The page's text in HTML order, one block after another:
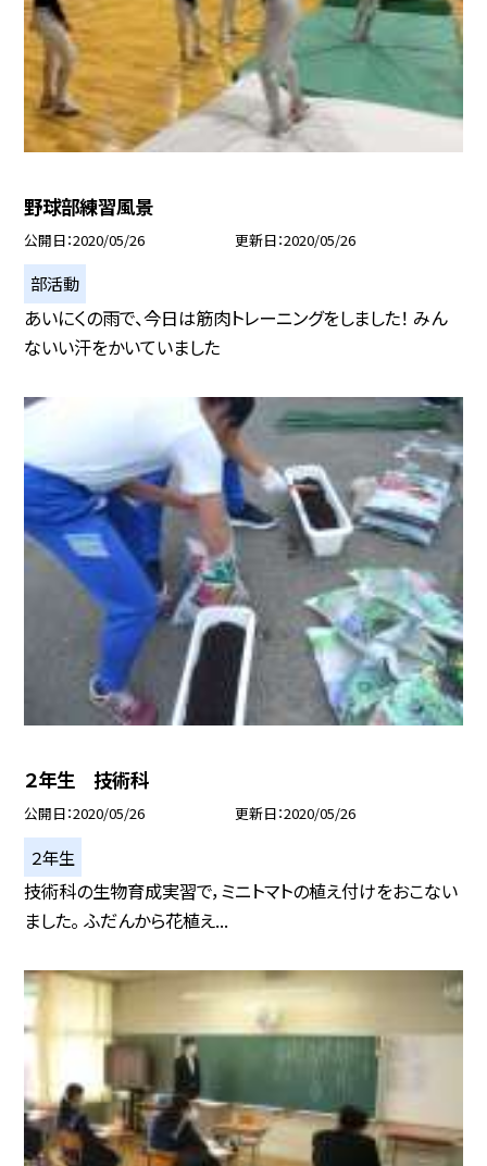
野球部練習風景
公開日 2020/05/26 更新日 2020/05/26
部活動
あいにくの雨で、今日は筋肉トレーニングをしました！ みん
ないい汗をかいていました
２年生 技術科
公開日 2020/05/26 更新日 2020/05/26
２年生
技術科の生物育成実習で，ミニトマトの植え付けをおこない
ました。 ふだんから花植え...